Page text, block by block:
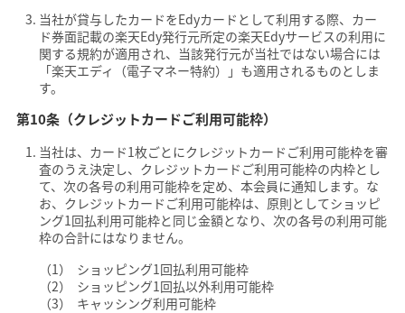
当社が貸与したカードをEdyカードとして利用する際、カー
ド券面記載の楽天Edy発行元所定の楽天Edyサービスの利用に
関する規約が適用され、当該発行元が当社ではない場合には
「楽天エディ（電子マネー特約）」も適用されるものとしま
す。
第10条（クレジットカードご利用可能枠）
当社は、カード1枚ごとにクレジットカードご利用可能枠を審
査のうえ決定し、クレジットカードご利用可能枠の内枠とし
て、次の各号の利用可能枠を定め、本会員に通知します。な
お、クレジットカードご利用可能枠は、原則としてショッピ
ング1回払利用可能枠と同じ金額となり、次の各号の利用可能
枠の合計にはなりません。
ショッピング1回払利用可能枠
ショッピング1回払以外利用可能枠
キャッシング利用可能枠